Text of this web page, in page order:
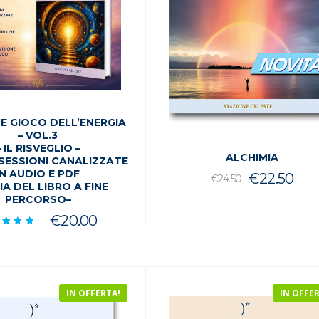
GIOCO DELL’ENERGIA
– VOL.3
IL RISVEGLIO –
CANALIZZATE
AUDIO E PDF
DEL LIBRO A FINE
PERCORSO–
€20.00
ALCHIMIA
€24.50
Il
€22.50Il
IN OFFERTA! IN